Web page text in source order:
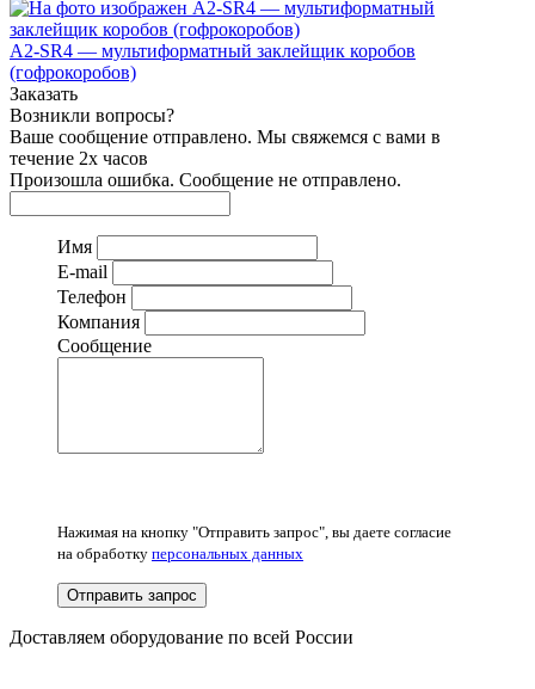
A2-SR4 — мультиформатный заклейщик коробов
(гофрокоробов)
Заказать
Возникли вопросы?
Ваше сообщение отправлено. Мы свяжемся с вами в
течение 2х часов
Произошла ошибка. Сообщение не отправлено.
Имя
E-mail
Телефон
Компания
Сообщение
Нажимая на кнопку "Отправить запрос", вы даете согласие
на обработку персональных данных
Отправить запрос
Доставляем оборудование по всей России